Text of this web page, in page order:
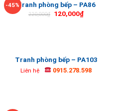
-45%Tranh phòng bếp – PA86
220,000₫ 120,000₫
Tranh phòng bếp – PA103
Liên hệ 0915.278.598